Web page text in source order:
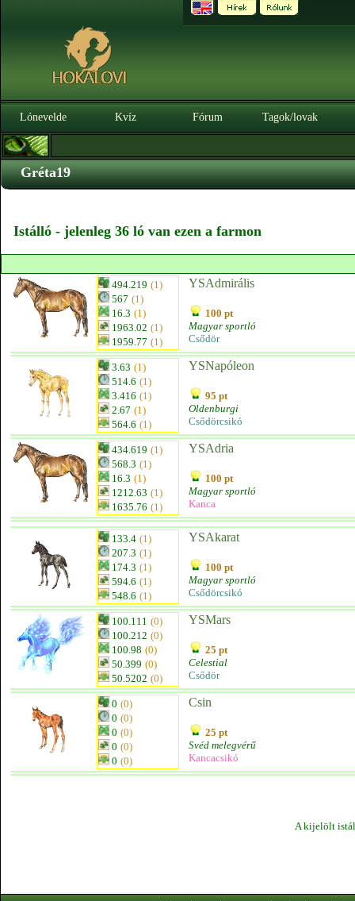
Lónevelde Kvíz Fórum Tagok/lovak
Gréta19
Istálló - jelenleg 36 ló van ezen a farmon
494.219 (1)
567 (1)
16.3 (1)
1963.02 (1)
1959.77 (1)
YSAdmirális
100 pt
Magyar sportló
Csődör
3.63 (1)
514.6 (1)
3.416 (1)
2.67 (1)
564.6 (1)
YSNapóleon
95 pt
Oldenburgi
Csődörcsikó
434.619 (1)
568.3 (1)
16.3 (1)
1212.63 (1)
1635.76 (1)
YSAdria
100 pt
Magyar sportló
Kanca
133.4 (1)
207.3 (1)
174.3 (1)
594.6 (1)
548.6 (1)
YSAkarat
100 pt
Magyar sportló
Csődörcsikó
100.111 (0)
100.212 (0)
100.98 (0)
50.399 (0)
50.5202 (0)
YSMars
25 pt
Celestial
Csődör
0 (0)
0 (0)
0 (0)
0 (0)
0 (0)
Csin
25 pt
Svéd melegvérű
Kancacsikó
A kijelölt